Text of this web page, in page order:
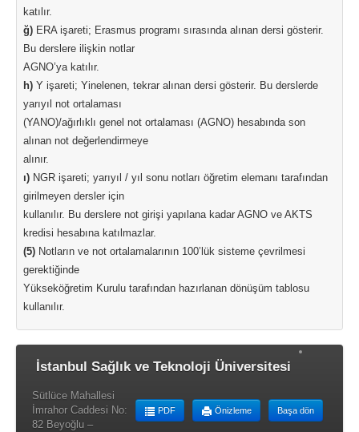
katılır.
ğ) ERA işareti; Erasmus programı sırasında alınan dersi gösterir.
Bu derslere ilişkin notlar
AGNO’ya katılır.
h) Y işareti; Yinelenen, tekrar alınan dersi gösterir. Bu derslerde
yarıyıl not ortalaması
(YANO)/ağırlıklı genel not ortalaması (AGNO) hesabında son
alınan not değerlendirmeye
alınır.
ı) NGR işareti; yarıyıl / yıl sonu notları öğretim elemanı tarafından
girilmeyen dersler için
kullanılır. Bu derslere not girişi yapılana kadar AGNO ve AKTS
kredisi hesabına katılmazlar.
(5) Notların ve not ortalamalarının 100’lük sisteme çevrilmesi
gerektiğinde
Yükseköğretim Kurulu tarafından hazırlanan dönüşüm tablosu
kullanılır.
İstanbul Sağlık ve Teknoloji Üniversitesi
Başa dön
Önizleme
PDF
Sütlüce Mahallesi
İmrahor Caddesi No:
82 Beyoğlu –